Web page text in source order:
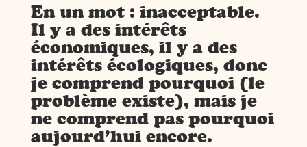
En un mot : inacceptable.
Il y a des intérêts
économiques, il y a des
intérêts écologiques, donc
je comprend pourquoi (le
problème existe), mais je
ne comprend pas pourquoi
aujourd’hui encore.